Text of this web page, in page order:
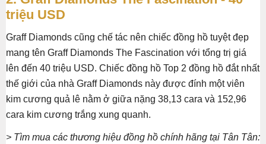
triệu USD
Graff Diamonds cũng chế tác nên chiếc đồng hồ tuyệt đẹp
mang tên Graff Diamonds The Fascination với tổng trị giá
lên đến 40 triệu USD. Chiếc đồng hồ Top 2 đồng hồ đắt nhất
thế giới của nhà Graff Diamonds này được đính một viên
kim cương quả lê nằm ở giữa nặng 38,13 cara và 152,96
cara kim cương trắng xung quanh.
> Tìm mua các thương hiệu đồng hồ chính hãng tại Tân Tân: